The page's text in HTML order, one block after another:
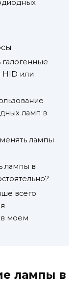
галогенные
HID или
ламп в
лампы
лампы в
всего
в моем
лампы в